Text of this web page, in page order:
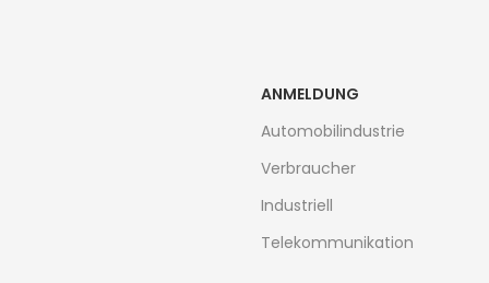
ANMELDUNG
Automobilindustrie
Verbraucher
Industriell
Telekommunikation